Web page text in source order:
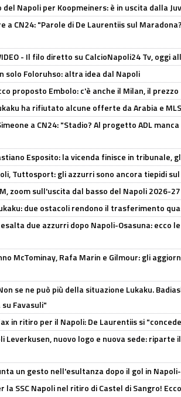
del Napoli per Koopmeiners: è in uscita dalla
a CN24: "Parole di De Laurentiis sul
- Il filo diretto su CalcioNapoli24 Tv, oggi
solo Foloruhso: altra idea dal Napoli
proposto Embolo: c'è anche il Milan, il prezzo
ha rifiutato alcune offerte da Arabia e
a CN24: "Stadio? Al progetto ADL
Esposito: la vicenda finisce in tribunale,
Tuttosport: gli azzurri sono ancora tiepidi
zoom sull'uscita dal basso del Napoli 2026-27
due ostacoli rendono il trasferimento
due azzurri dopo Napoli-Osasuna: ecco
McTominay, Rafa Marin e Gilmour: gli
se ne può più della situazione Lukaku.
Favasuli"
in ritiro per il Napoli: De Laurentiis si
Leverkusen, nuovo logo e nuova sede:
un gesto nell'esultanza dopo il gol in
la SSC Napoli nel ritiro di Castel di Sangro!